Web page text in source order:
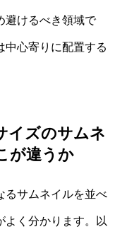
避けるべき領域で
中心寄りに配置する
イズのサムネ
が違うか
るサムネイルを並べ
よく分かります。以